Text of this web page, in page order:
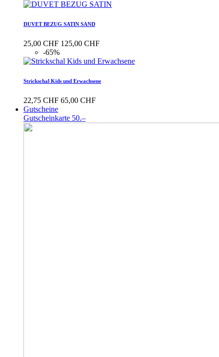
DUVET BEZUG SATIN SAND
25,00 CHF 125,00 CHF
-65%
Strickschal Kids und Erwachsene
22,75 CHF 65,00 CHF
Gutscheine
Gutscheinkarte 50.–